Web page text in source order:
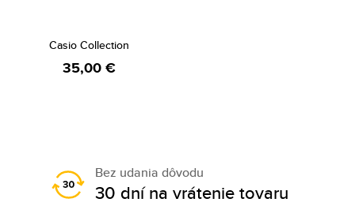
Casio Collection
35,00 €
Bez udania dôvodu
30 dní na vrátenie tovaru